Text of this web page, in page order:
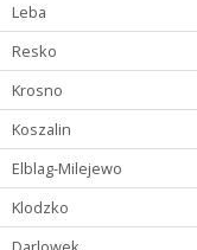
Leba
Resko
Krosno
Koszalin
Elblag-Milejewo
Klodzko